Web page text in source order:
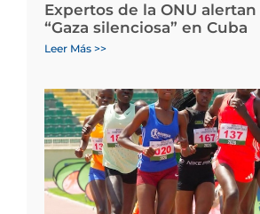
Expertos de la ONU
“Gaza silenciosa” en Cuba
Leer Más >>